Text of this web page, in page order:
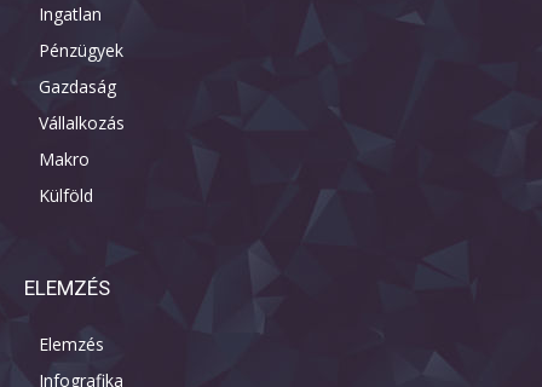
Ingatlan
Pénzügyek
Gazdaság
Vállalkozás
Makro
Külföld
ELEMZÉS
Elemzés
Infografika